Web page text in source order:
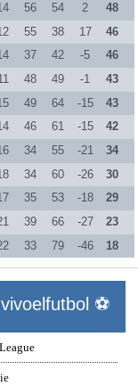
56 54 2
48
55 38 17
46
37 42 -5
46
48 49 -1
43
49 64 -15
43
46 61 -15
42
34 55 -21
34
34 60 -26
30
35 53 -18
29
39 66 -27
23
33 79 -46 18
⚽